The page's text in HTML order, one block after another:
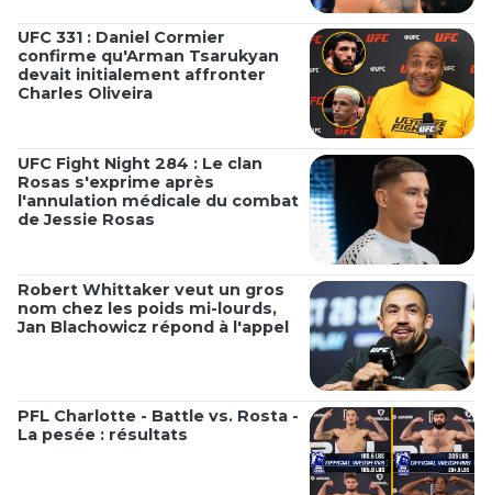
UFC 331 : Daniel Cormier
confirme qu'Arman Tsarukyan
devait initialement affronter
Charles Oliveira
UFC Fight Night 284 : Le clan
Rosas s'exprime après
l'annulation médicale du combat
de Jessie Rosas
Robert Whittaker veut un gros
nom chez les poids mi-lourds,
Jan Blachowicz répond à l'appel
PFL Charlotte - Battle vs. Rosta -
La pesée : résultats